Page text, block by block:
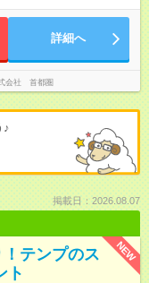
詳細へ
会社 首都圏
♪
掲載日：2026.08.07
NEW
テンプのス
ト